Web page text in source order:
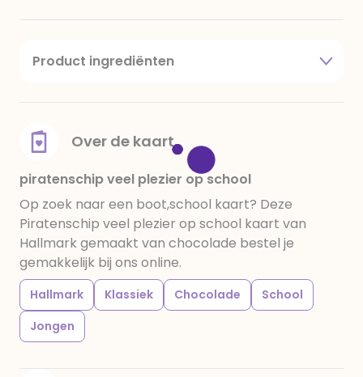
Product ingrediënten
amandelen,cacaomassa, emulgator (sojalecithine),
voedingszuur: citroenzuur E 330, verdikkingsmiddel
E415, water, bevochtigingsmiddel E422, emulgator:
E433, kleurstoffen: E102, E110, E122: kan de activiteit en
concentratie van kinderen negatief beïnvloeden,
E133, E151. Chocolade bevat ten minste 34%
cacaobestanddelen. Kan sporen van gluten
bevatten. Koel en droog bewaren.
Over de kaart
piratenschip veel plezier op school
Op zoek naar een boot,school kaart? Deze
Piratenschip veel plezier op school kaart van
Hallmark gemaakt van chocolade bestel je
gemakkelijk bij ons online.
Hallmark Klassiek Chocolade
School
Jongen